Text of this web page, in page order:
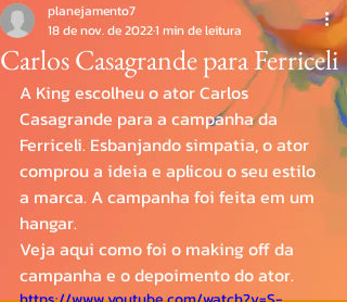
Carlos Casagrande para Ferriceli
planejamento7
18 de nov. de 20221 min de leitura
A King escolheu o ator Carlos
Casagrande para a campanha da
Ferriceli. Esbanjando simpatia, o ator
comprou a ideia e aplicou o seu estilo
a marca. A campanha foi feita em um
hangar.
Veja aqui como foi o making off da
campanha e o depoimento do ator.